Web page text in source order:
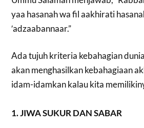
yaa hasanah wa fil aakhirati
′adzaabannaar.”
Ada tujuh kriteria kebahagian
akan menghasilkan kebahagiaan
idam-idamkan kalau kita
1. JIWA SUKUR DAN SABAR